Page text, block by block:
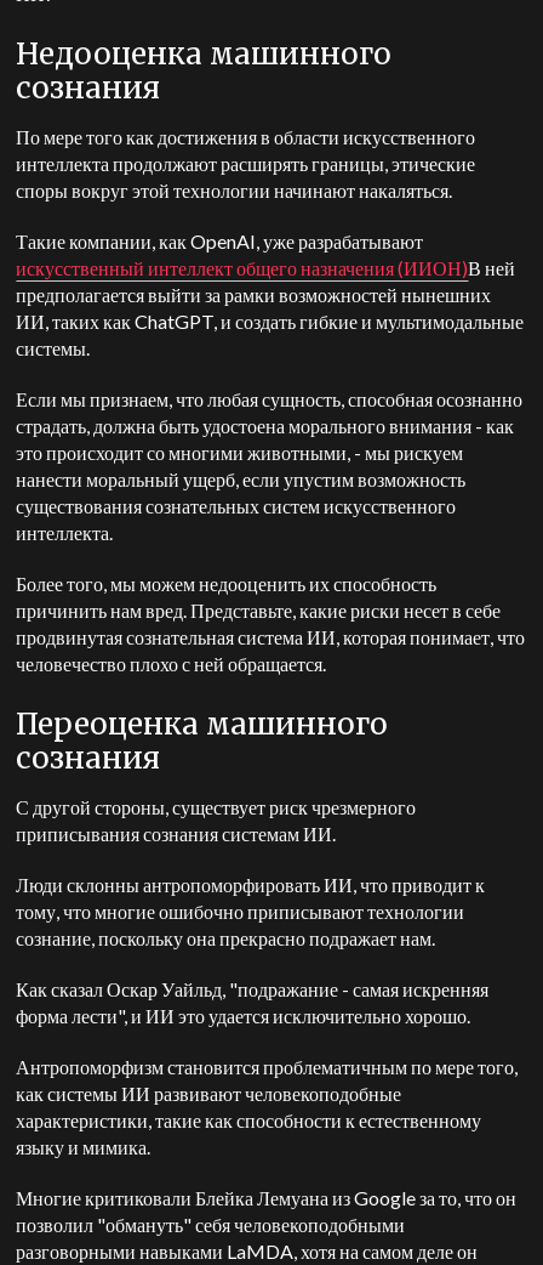
Недооценка машинного
сознания
По мере того как достижения в области искусственного
интеллекта продолжают расширять границы, этические
споры вокруг этой технологии начинают накаляться.
Такие компании, как OpenAI, уже разрабатывают
искусственный интеллект общего назначения (ИИОН)В ней
предполагается выйти за рамки возможностей нынешних
ИИ, таких как ChatGPT, и создать гибкие и мультимодальные
системы.
Если мы признаем, что любая сущность, способная осознанно
страдать, должна быть удостоена морального внимания - как
это происходит со многими животными, - мы рискуем
нанести моральный ущерб, если упустим возможность
существования сознательных систем искусственного
интеллекта.
Более того, мы можем недооценить их способность
причинить нам вред. Представьте, какие риски несет в себе
продвинутая сознательная система ИИ, которая понимает, что
человечество плохо с ней обращается.
Переоценка машинного
сознания
С другой стороны, существует риск чрезмерного
приписывания сознания системам ИИ.
Люди склонны антропоморфировать ИИ, что приводит к
тому, что многие ошибочно приписывают технологии
сознание, поскольку она прекрасно подражает нам.
Как сказал Оскар Уайльд, "подражание - самая искренняя
форма лести", и ИИ это удается исключительно хорошо.
Антропоморфизм становится проблематичным по мере того,
как системы ИИ развивают человекоподобные
характеристики, такие как способности к естественному
языку и мимика.
Многие критиковали Блейка Лемуана из Google за то, что он
позволил "обмануть" себя человекоподобными
разговорными навыками LaMDA, хотя на самом деле он